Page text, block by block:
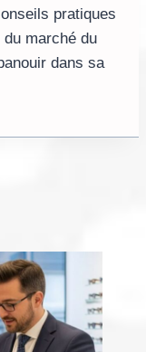
pratiques
marché du
dans sa